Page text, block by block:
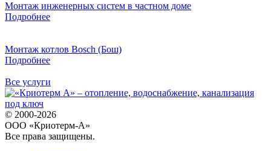
Монтаж инженерных систем в частном доме
Подробнее
Монтаж котлов Bosch (Бош)
Подробнее
Все услуги
© 2000-2026
ООО «Криотерм-А»
Все права защищены.